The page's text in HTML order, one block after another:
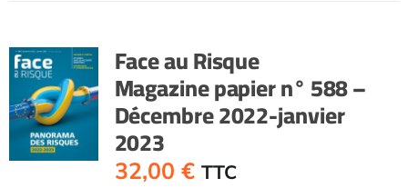
589
-
Février
2023
Face au Risque
Magazine papier n° 588 –
Décembre 2022-janvier
2023
32,00 € TTC